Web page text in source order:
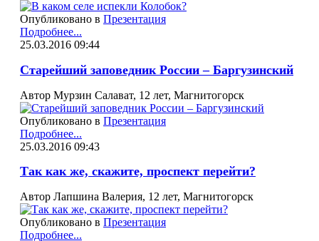
Опубликовано в Презентация
Подробнее...
25.03.2016 09:44
Старейший заповедник России – Баргузинский
Автор Мурзин Салават, 12 лет, Магнитогорск
Опубликовано в Презентация
Подробнее...
25.03.2016 09:43
Так как же, скажите, проспект перейти?
Автор Лапшина Валерия, 12 лет, Магнитогорск
Опубликовано в Презентация
Подробнее...